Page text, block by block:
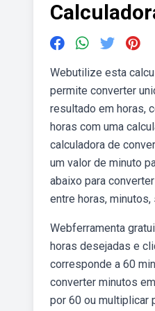
Webutilize esta
permite converter
resultado em horas,
horas com uma
calculadora de
um valor de minuto
abaixo para
entre horas,
Webferramenta
horas desejadas e
corresponde a 60
converter minutos
por 60 ou multiplicar